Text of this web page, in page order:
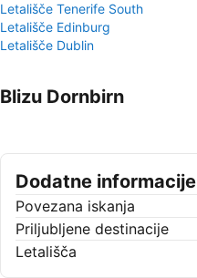
Letališče Tenerife South
Letališče Edinburg
Letališče Dublin
Blizu Dornbirn
Dodatne informacije
Povezana iskanja
Priljubljene destinacije
Letališča